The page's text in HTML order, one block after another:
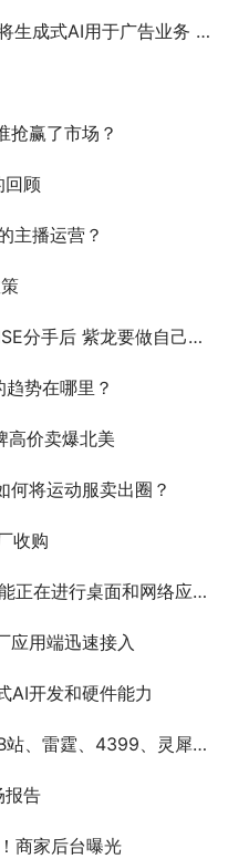
AI用于广告业务 | Q3财报
抢赢了市场？
回顾
主播运营？
后 紫龙要做自己的原创IP
势在哪里？
高价卖爆北美
何将运动服卖出圈？
收购
行桌面和网络应用的测试
应用端迅速接入
AI开发和硬件能力
、灵犀、朝夕光年等大厂悉数在榜
报告
商家后台曝光